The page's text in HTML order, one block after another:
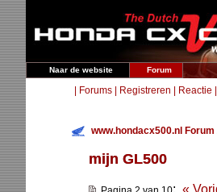
Naar de website Forum
Forums Registreren Reactie
www.hondacx500.nl Forum
mijn GL500
: «